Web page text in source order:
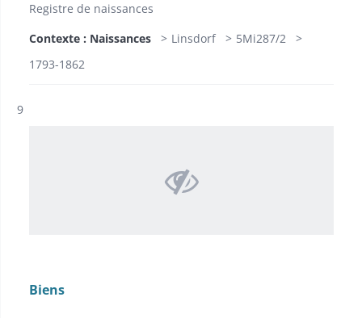
Registre de naissances
Contexte : Naissances
Linsdorf
5Mi287/2
1793-1862
Résultat n°
9
Biens